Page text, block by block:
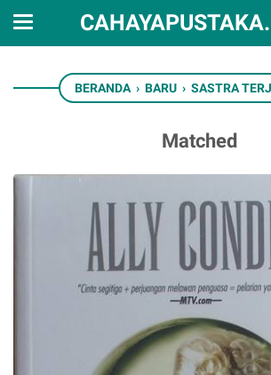
BERANDA › BARU › SASTRA
Matched